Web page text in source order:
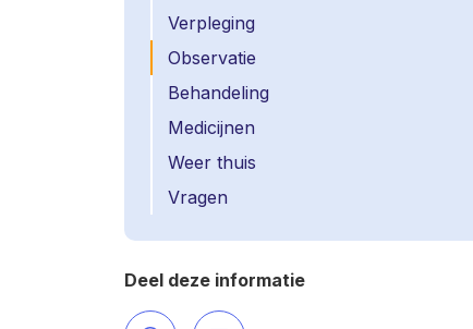
Verpleging
Observatie
Behandeling
Medicijnen
Weer thuis
Vragen
Deel deze informatie